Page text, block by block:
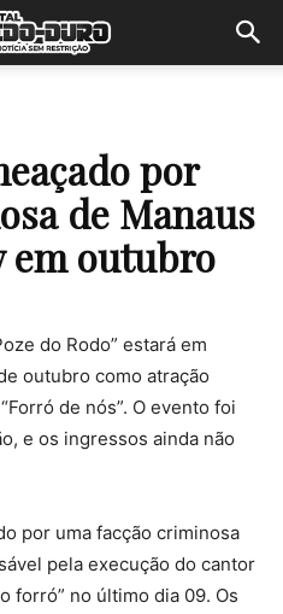
por
de Manaus
em outubro
do Rodo” estará em
outubro como atração
de nós”. O evento foi
e os ingressos ainda não
por uma facção criminosa
pela execução do cantor
forró” no último dia 09. Os